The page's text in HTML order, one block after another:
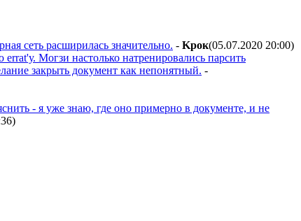
сеть расширилась значительно. - Kpoк(05.07.2020 20:00)
Могзи настолько натренировались парсить
закрыть документ как непонятный. -
- я уже знаю, где оно примерно в документе, и не
)